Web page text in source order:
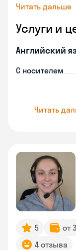
Читать дальше
Услуги и
Английский
С носителем
Читать
5 от
4 отзыва